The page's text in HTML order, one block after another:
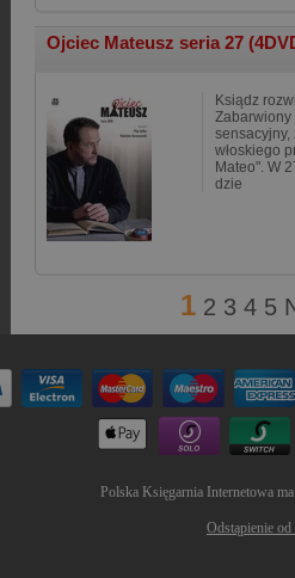
Ojciec Mateusz seria 27
Ksiądz
włoskiego
Mateo". W
dzie
1 2 3 4 5
Polska Księgarnia Internetowa
Odstąpienie